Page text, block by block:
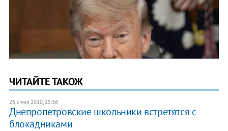
ЧИТАЙТЕ ТАКОЖ
26 січня 2010, 15:36
Днепропетровские школьники встретятся с
блокадниками